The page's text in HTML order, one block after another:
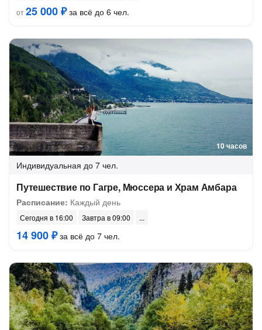
от25 000 ₽за всё до 6 чел.
10 часов
Индивидуальная до 7 чел.
Путешествие по Гагре, Мюссера и Храм Амбара
Расписание: Каждый день
Сегодня в 16:00 Завтра в 09:00
14 900 ₽за всё до 7 чел.